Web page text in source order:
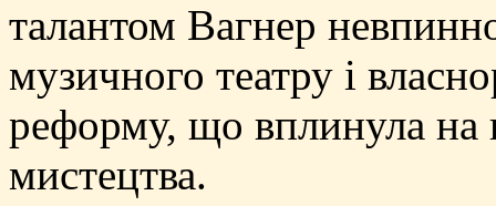
талантом Вагнер
музичного театру і
реформу, що вплинула
мистецтва.